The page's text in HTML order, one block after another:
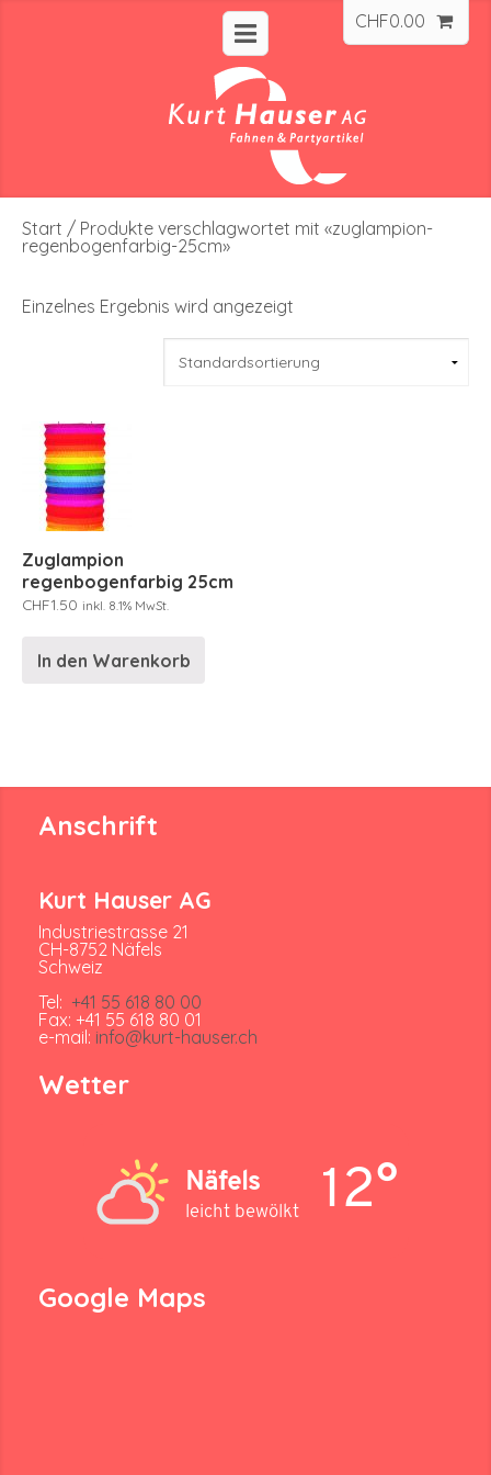
CHF0.00
Start / Produkte verschlagwortet mit «zuglampion-
regenbogenfarbig-25cm»
Einzelnes Ergebnis wird angezeigt
Zuglampion
regenbogenfarbig 25cm
CHF1.50 inkl. 8.1% MwSt.
In den Warenkorb
Anschrift
Kurt Hauser AG
Industriestrasse 21
CH-8752 Näfels
Schweiz
Tel: +41 55 618 80 00
Fax: +41 55 618 80 01
e-mail: info@kurt-hauser.ch
Wetter
Näfels
leicht bewölkt 12°
Google Maps